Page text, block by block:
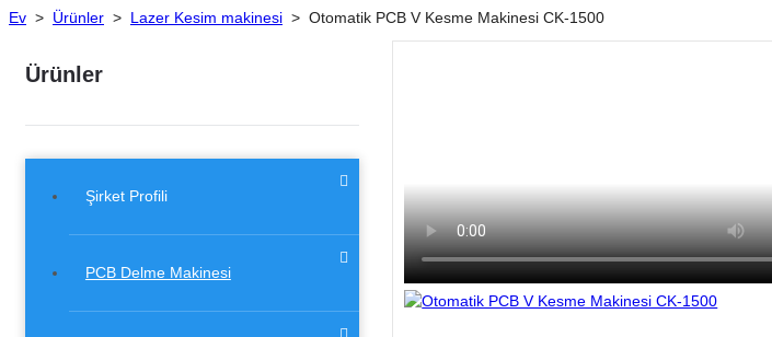
Ev > Ürünler > Lazer Kesim makinesi > Otomatik PCB V Kesme Makinesi CK-1500
Ürünler
Şirket Profili
PCB Delme Makinesi